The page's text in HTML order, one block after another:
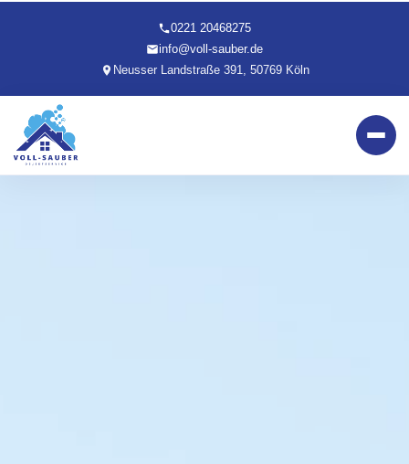
0221 20468275
info@voll-sauber.de
Neusser Landstraße 391, 50769 Köln